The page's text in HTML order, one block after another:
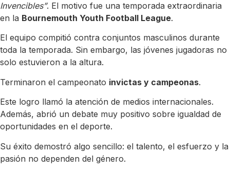
Invencibles”. El motivo fue una temporada extraordinaria
en la Bournemouth Youth Football League.
El equipo compitió contra conjuntos masculinos durante
toda la temporada. Sin embargo, las jóvenes jugadoras no
solo estuvieron a la altura.
Terminaron el campeonato invictas y campeonas.
Este logro llamó la atención de medios internacionales.
Además, abrió un debate muy positivo sobre igualdad de
oportunidades en el deporte.
Su éxito demostró algo sencillo: el talento, el esfuerzo y la
pasión no dependen del género.